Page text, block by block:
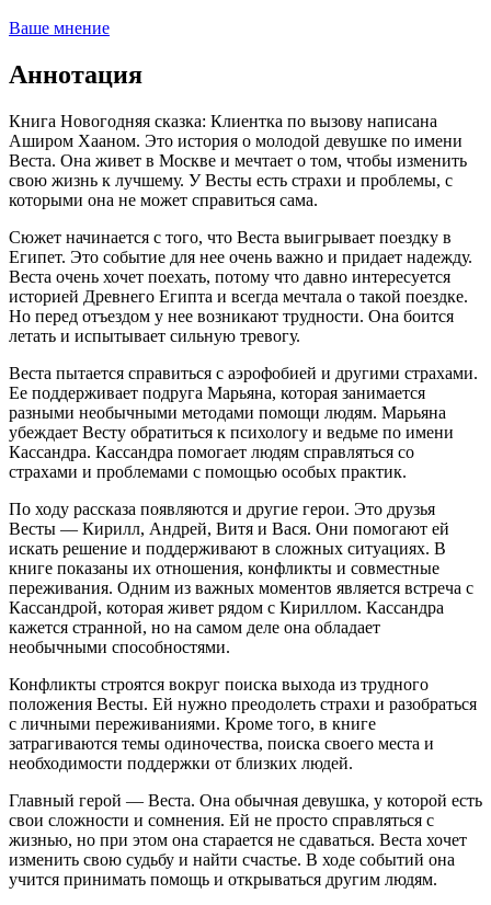
Ваше мнение
Аннотация
Книга Новогодняя сказка: Клиентка по вызову написана
Аширом Хааном. Это история о молодой девушке по имени
Веста. Она живет в Москве и мечтает о том, чтобы изменить
свою жизнь к лучшему. У Весты есть страхи и проблемы, с
которыми она не может справиться сама.
Сюжет начинается с того, что Веста выигрывает поездку в
Египет. Это событие для нее очень важно и придает надежду.
Веста очень хочет поехать, потому что давно интересуется
историей Древнего Египта и всегда мечтала о такой поездке.
Но перед отъездом у нее возникают трудности. Она боится
летать и испытывает сильную тревогу.
Веста пытается справиться с аэрофобией и другими страхами.
Ее поддерживает подруга Марьяна, которая занимается
разными необычными методами помощи людям. Марьяна
убеждает Весту обратиться к психологу и ведьме по имени
Кассандра. Кассандра помогает людям справляться со
страхами и проблемами с помощью особых практик.
По ходу рассказа появляются и другие герои. Это друзья
Весты — Кирилл, Андрей, Витя и Вася. Они помогают ей
искать решение и поддерживают в сложных ситуациях. В
книге показаны их отношения, конфликты и совместные
переживания. Одним из важных моментов является встреча с
Кассандрой, которая живет рядом с Кириллом. Кассандра
кажется странной, но на самом деле она обладает
необычными способностями.
Конфликты строятся вокруг поиска выхода из трудного
положения Весты. Ей нужно преодолеть страхи и разобраться
с личными переживаниями. Кроме того, в книге
затрагиваются темы одиночества, поиска своего места и
необходимости поддержки от близких людей.
Главный герой — Веста. Она обычная девушка, у которой есть
свои сложности и сомнения. Ей не просто справляться с
жизнью, но при этом она старается не сдаваться. Веста хочет
изменить свою судьбу и найти счастье. В ходе событий она
учится принимать помощь и открываться другим людям.